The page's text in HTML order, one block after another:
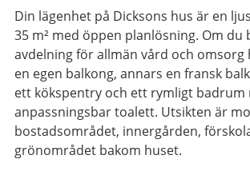
Din lägenhet på Dicksons hus är en
35 m² med öppen planlösning. Om du
avdelning för allmän vård och omsorg
en egen balkong, annars en fransk
ett kökspentry och ett rymligt badrum
anpassningsbar toalett. Utsikten är
bostadsområdet, innergården,
grönområdet bakom huset.